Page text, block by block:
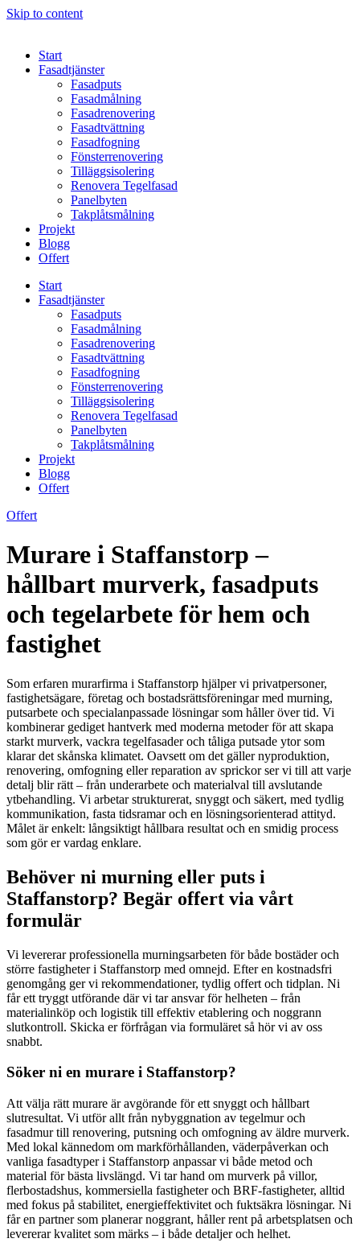
Skip to content
Start
Fasadtjänster
Fasadputs
Fasadmålning
Fasadrenovering
Fasadtvättning
Fasadfogning
Fönsterrenovering
Tilläggsisolering
Renovera Tegelfasad
Panelbyten
Takplåtsmålning
Projekt
Blogg
Offert
Start
Fasadtjänster
Fasadputs
Fasadmålning
Fasadrenovering
Fasadtvättning
Fasadfogning
Fönsterrenovering
Tilläggsisolering
Renovera Tegelfasad
Panelbyten
Takplåtsmålning
Projekt
Blogg
Offert
Offert
Murare i Staffanstorp –
hållbart murverk, fasadputs
och tegelarbete för hem och
fastighet
Som erfaren murarfirma i Staffanstorp hjälper vi privatpersoner,
fastighetsägare, företag och bostadsrättsföreningar med murning,
putsarbete och specialanpassade lösningar som håller över tid. Vi
kombinerar gediget hantverk med moderna metoder för att skapa
starkt murverk, vackra tegelfasader och tåliga putsade ytor som
klarar det skånska klimatet. Oavsett om det gäller nyproduktion,
renovering, omfogning eller reparation av sprickor ser vi till att varje
detalj blir rätt – från underarbete och materialval till avslutande
ytbehandling. Vi arbetar strukturerat, snyggt och säkert, med tydlig
kommunikation, fasta tidsramar och en lösningsorienterad attityd.
Målet är enkelt: långsiktigt hållbara resultat och en smidig process
som gör er vardag enklare.
Behöver ni murning eller puts i
Staffanstorp? Begär offert via vårt
formulär
Vi levererar professionella murningsarbeten för både bostäder och
större fastigheter i Staffanstorp med omnejd. Efter en kostnadsfri
genomgång ger vi rekommendationer, tydlig offert och tidplan. Ni
får ett tryggt utförande där vi tar ansvar för helheten – från
materialinköp och logistik till effektiv etablering och noggrann
slutkontroll. Skicka er förfrågan via formuläret så hör vi av oss
snabbt.
Söker ni en murare i Staffanstorp?
Att välja rätt murare är avgörande för ett snyggt och hållbart
slutresultat. Vi utför allt från nybyggnation av tegelmur och
fasadmur till renovering, putsning och omfogning av äldre murverk.
Med lokal kännedom om markförhållanden, väderpåverkan och
vanliga fasadtyper i Staffanstorp anpassar vi både metod och
material för bästa livslängd. Vi tar hand om murverk på villor,
flerbostadshus, kommersiella fastigheter och BRF-fastigheter, alltid
med fokus på stabilitet, energieffektivitet och fuktsäkra lösningar. Ni
får en partner som planerar noggrant, håller rent på arbetsplatsen och
levererar kvalitet som märks – i både detaljer och helhet.